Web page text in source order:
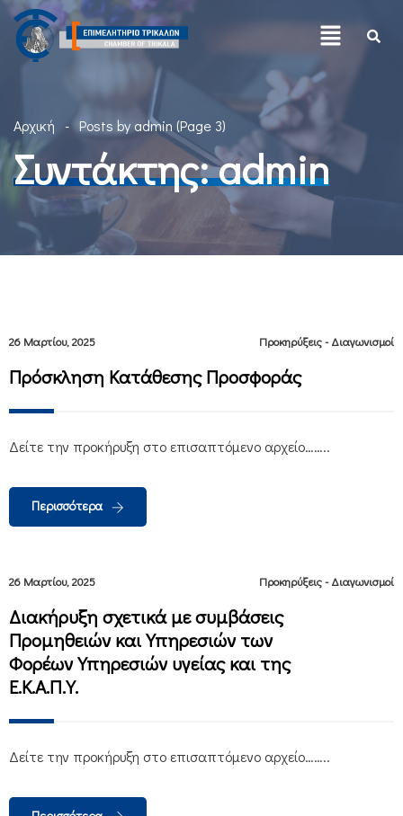
Αρχική Posts by admin (Page 3)
Συντάκτης:admin
26 Μαρτίου, 2025 Προκηρύξεις - Διαγωνισμοί
Πρόσκληση Κατάθεσης Προσφοράς
Δείτε την προκήρυξη στο επισαπτόμενο αρχείο……..
Περισσότερα
26 Μαρτίου, 2025 Προκηρύξεις - Διαγωνισμοί
Διακήρυξη σχετικά με συμβάσεις
Προμηθειών και Υπηρεσιών των
Φορέων Υπηρεσιών υγείας και της
Ε.Κ.Α.Π.Υ.
Δείτε την προκήρυξη στο επισαπτόμενο αρχείο……..